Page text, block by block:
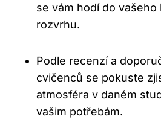
se vám hodí do vašeho
rozvrhu.
Podle recenzí a
cvičenců se pokuste
atmosféra v daném
vašim potřebám.